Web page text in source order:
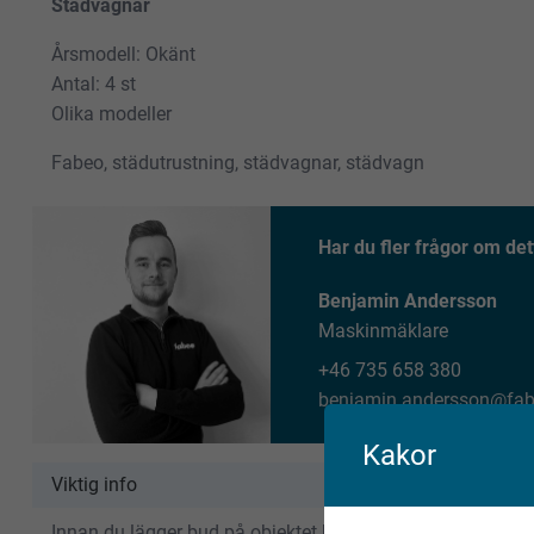
Städvagnar
Årsmodell: Okänt
Antal: 4 st
Olika modeller
Fabeo, städutrustning, städvagnar, städvagn
Har du fler frågor om
Benjamin Andersson
Maskinmäklare
+46 735 658 380
Viktig info
Kakor